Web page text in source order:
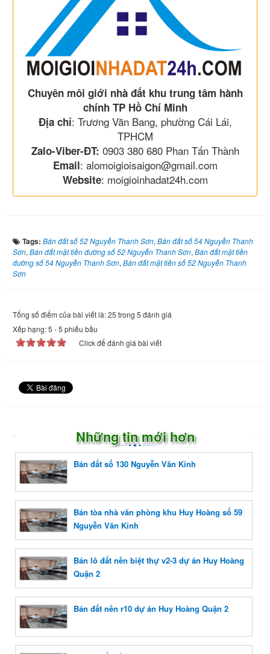
Chuyên môi giới nhà đất khu trung tâm hành
chính TP Hồ Chí Minh
Địa chỉ: Trương Văn Bang, phường Cái Lái,
TPHCM
Zalo-Viber-ĐT: 0903 380 680 Phan Tấn Thành
Email: alomoigioisaigon@gmail.com
Website: moigioinhadat24h.com
Tags: Bán đất số 52 Nguyễn Thanh Sơn, Bán đất số 54 Nguyễn Thanh
Sơn, Bán đất mặt tiền đường số 52 Nguyễn Thanh Sơn, Bán đất mặt tiền
đường số 54 Nguyễn Thanh Sơn, Bán đất mặt tiền số 52 Nguyễn Thanh
Sơn
Tổng số điểm của bài viết là: 25 trong 5 đánh giá
Xếp hạng:5 -5 phiếu bầu
Click để đánh giá bài viết
Những tin mới hơn
Bán đất số 130 Nguyễn Văn Kỉnh
Bán tòa nhà văn phòng khu Huy Hoàng số 59
Nguyễn Văn Kỉnh
Bán lô đất nền biệt thự v2-3 dự án Huy Hoàng
Quận 2
Bán đất nền r10 dự án Huy Hoàng Quận 2